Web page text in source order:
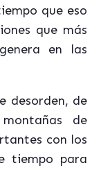
que eso
que más
en las
desorden, de
de
con los
tiempo para